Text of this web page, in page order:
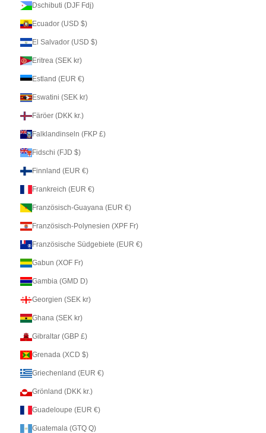
Dschibuti (DJF Fdj)
Ecuador (USD $)
El Salvador (USD $)
Eritrea (SEK kr)
Estland (EUR €)
Eswatini (SEK kr)
Färöer (DKK kr.)
Falklandinseln (FKP £)
Fidschi (FJD $)
Finnland (EUR €)
Frankreich (EUR €)
Französisch-Guayana (EUR €)
Französisch-Polynesien (XPF Fr)
Französische Südgebiete (EUR €)
Gabun (XOF Fr)
Gambia (GMD D)
Georgien (SEK kr)
Ghana (SEK kr)
Gibraltar (GBP £)
Grenada (XCD $)
Griechenland (EUR €)
Grönland (DKK kr.)
Guadeloupe (EUR €)
Guatemala (GTQ Q)